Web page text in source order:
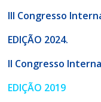
Congresso
Internacional
de
Ensino
da
III Congresso
EDIÇÃO 2024.
II Congresso
EDIÇÃO 2019